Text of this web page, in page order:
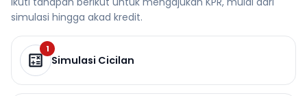
simulasi hingga akad kredit.
1
Simulasi Cicilan